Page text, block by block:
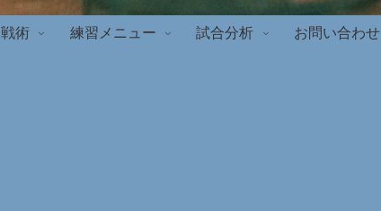
戦術 練習メニュー 試合分析 お問い合わせ